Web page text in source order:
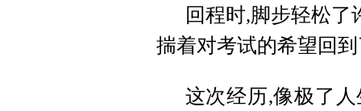
回程时,脚步轻松了
揣着对考试的希望回
这次经历,像极了